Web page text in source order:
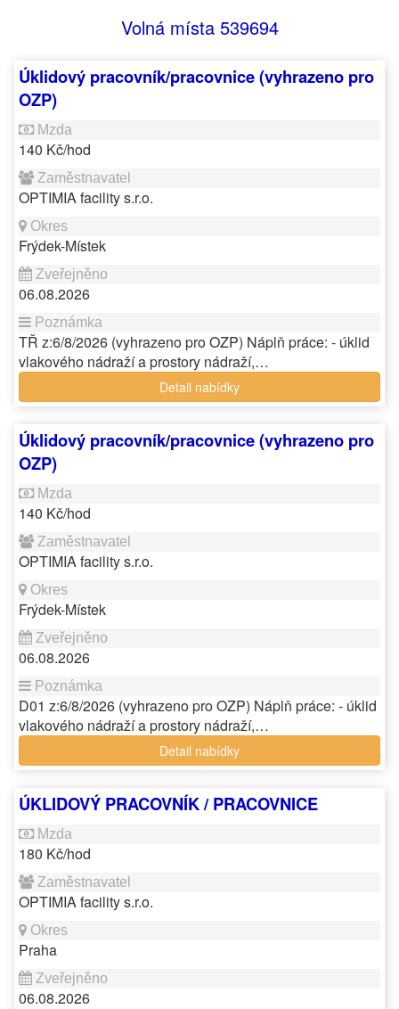
Volná místa 539694
Úklidový pracovník/pracovnice (vyhrazeno pro
OZP)
140 Kč/hod
OPTIMIA facility s.r.o.
Frýdek-Místek
06.08.2026
TŘ z:6/8/2026 (vyhrazeno pro OZP) Náplň práce: - úklid
vlakového nádraží a prostory nádraží,…
Detail nabídky
Úklidový pracovník/pracovnice (vyhrazeno pro
OZP)
140 Kč/hod
OPTIMIA facility s.r.o.
Frýdek-Místek
06.08.2026
D01 z:6/8/2026 (vyhrazeno pro OZP) Náplň práce: - úklid
vlakového nádraží a prostory nádraží,…
Detail nabídky
ÚKLIDOVÝ PRACOVNÍK / PRACOVNICE
180 Kč/hod
OPTIMIA facility s.r.o.
Praha
06.08.2026